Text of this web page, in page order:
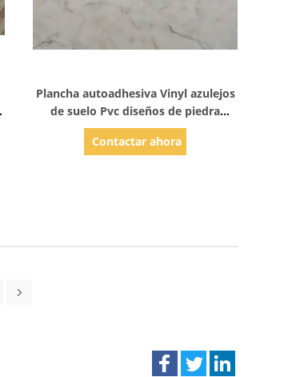
Plancha autoadhesiva Vinyl azulejos
de suelo Pvc diseños de piedra
natural
Contactar ahora